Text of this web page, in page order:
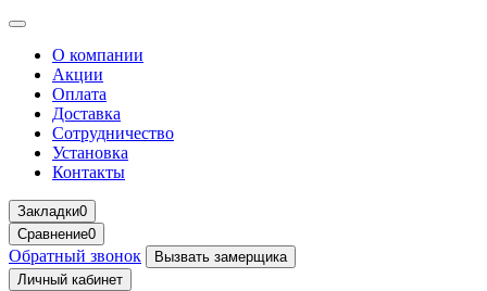
О компании
Акции
Оплата
Доставка
Сотрудничество
Установка
Контакты
Закладки0
Сравнение0
Обратный звонок
Вызвать замерщика
Личный кабинет